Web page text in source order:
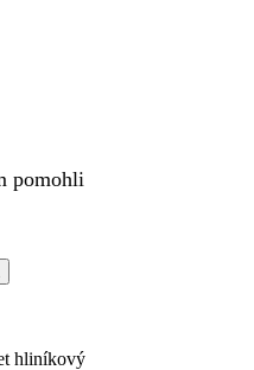
pomohli
hliníkový